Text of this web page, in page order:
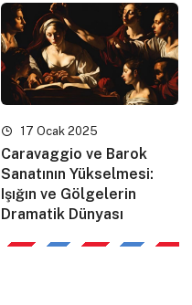
17 Ocak 2025
Caravaggio ve Barok
Sanatının Yükselmesi:
Işığın ve Gölgelerin
Dramatik Dünyası